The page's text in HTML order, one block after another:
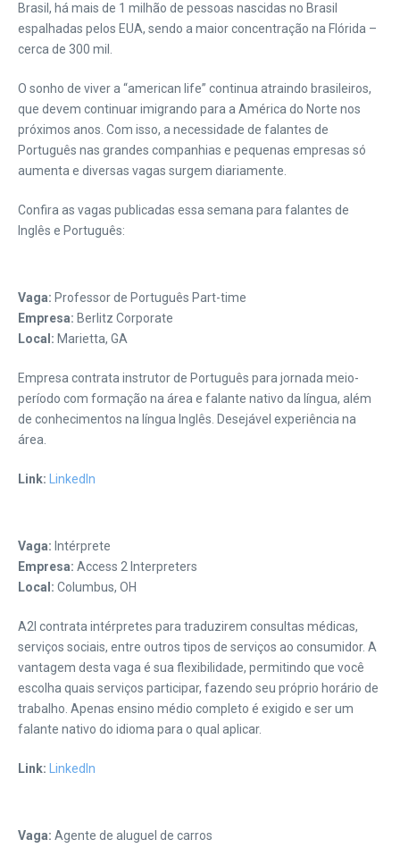
Brasil, há mais de 1 milhão de pessoas nascidas no Brasil
espalhadas pelos EUA, sendo a maior concentração na Flórida –
cerca de 300 mil.
O sonho de viver a “american life” continua atraindo brasileiros,
que devem continuar imigrando para a América do Norte nos
próximos anos. Com isso, a necessidade de falantes de
Português nas grandes companhias e pequenas empresas só
aumenta e diversas vagas surgem diariamente.
Confira as vagas publicadas essa semana para falantes de
Inglês e Português:
Vaga: Professor de Português Part-time
Empresa: Berlitz Corporate
Local: Marietta, GA
Empresa contrata instrutor de Português para jornada meio-
período com formação na área e falante nativo da língua, além
de conhecimentos na língua Inglês. Desejável experiência na
área.
Link: LinkedIn
Vaga: Intérprete
Empresa: Access 2 Interpreters
Local: Columbus, OH
A2I contrata intérpretes para traduzirem consultas médicas,
serviços sociais, entre outros tipos de serviços ao consumidor. A
vantagem desta vaga é sua flexibilidade, permitindo que você
escolha quais serviços participar, fazendo seu próprio horário de
trabalho. Apenas ensino médio completo é exigido e ser um
falante nativo do idioma para o qual aplicar.
Link: LinkedIn
Vaga: Agente de aluguel de carros